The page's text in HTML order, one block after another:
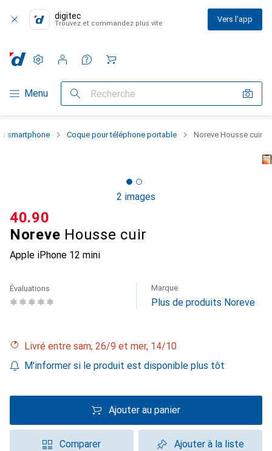
digitec
Trouvez et commandez plus vite Vers l'app
Navigation par catégorie
Menu Recherche
Paramètres
Compte client
Listes de comparaison
Listes d'envies
Panier
smartphone Coque pour téléphone portable Noreve Housse cuir
2 images
Noreve Housse cuir
Apple iPhone 12 mini
CHF
40.90
Évaluations Marque
Plus de produits Noreve
Livré entre sam, 26/9 et mer, 14/10
M'informer si le produit est disponible plus tôt
Ajouter au panier
Comparer Ajouter à la liste